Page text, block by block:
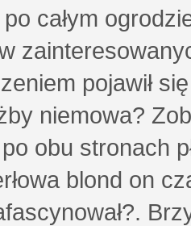
całym
pojawił
niemowa?
obu stronach
blond on